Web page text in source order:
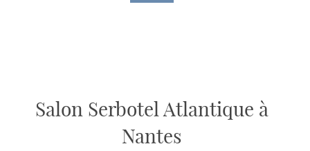
Salon Serbotel Atlantique à
Nantes